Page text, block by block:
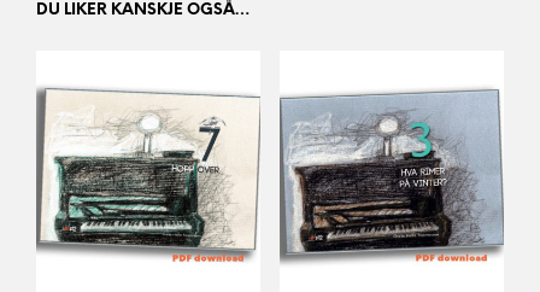
DU LIKER KANSKJE OGSÅ…